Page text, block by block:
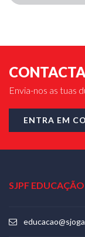
Envia-nos as tuas
ENTRA EM
SJPF EDUCAÇÃO